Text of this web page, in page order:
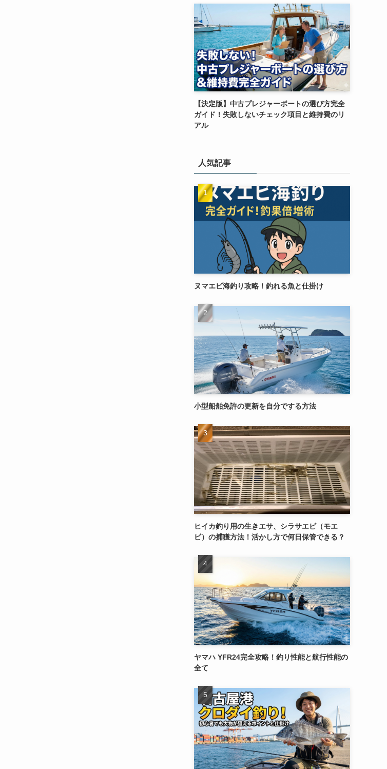
【決定版】中古プレジャーボートの選び方完全
ガイド！失敗しないチェック項目と維持費のリ
アル
人気記事
ヌマエビ海釣り攻略！釣れる魚と仕掛け
小型船舶免許の更新を自分でする方法
ヒイカ釣り用の生きエサ、シラサエビ（モエ
ビ）の捕獲方法！活かし方で何日保管できる？
ヤマハ YFR24完全攻略！釣り性能と航行性能の
全て